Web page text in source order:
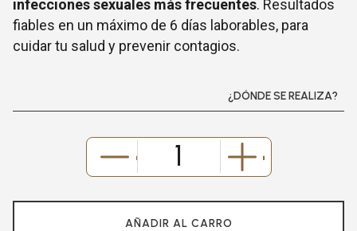
infecciones sexuales más frecuentes. Resultados
fiables en un máximo de 6 días laborables, para
cuidar tu salud y prevenir contagios.
¿DÓNDE SE REALIZA?
- +
AÑADIR AL CARRO